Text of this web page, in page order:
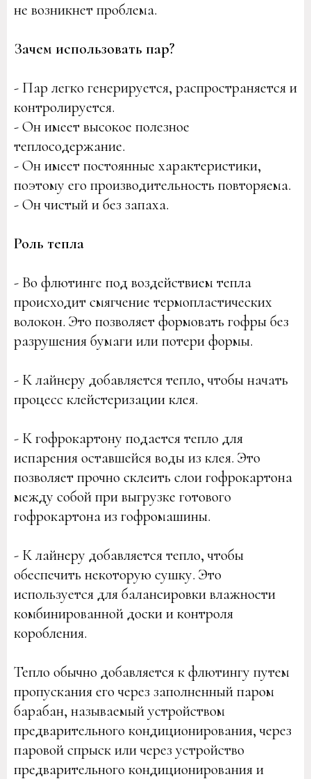
не возникнет проблема.
Зачем использовать пар?
- Пар легко генерируется, распространяется и
контролируется.
- Он имеет высокое полезное
теплосодержание.
- Он имеет постоянные характеристики,
поэтому его производительность повторяема.
- Он чистый и без запаха.
Роль тепла
- Во флютинге под воздействием тепла
происходит смягчение термопластических
волокон. Это позволяет формовать гофры без
разрушения бумаги или потери формы.
- К лайнеру добавляется тепло, чтобы начать
процесс клейстеризации клея.
- К гофрокартону подается тепло для
испарения оставшейся воды из клея. Это
позволяет прочно склеить слои гофрокартона
между собой при выгрузке готового
гофрокартона из гофромашины.
- К лайнеру добавляется тепло, чтобы
обеспечить некоторую сушку. Это
используется для балансировки влажности
комбинированной доски и контроля
коробления.
Тепло обычно добавляется к флютингу путем
пропускания его через заполненный паром
барабан, называемый устройством
предварительного кондиционирования, через
паровой спрыск или через устройство
предварительного кондиционирования и